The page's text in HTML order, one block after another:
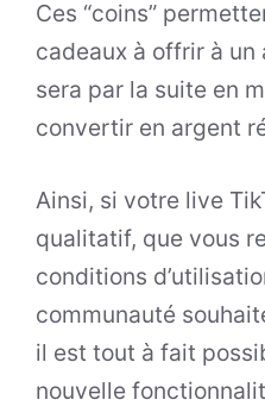
Ces “coins”
cadeaux à offrir à
sera par la suite en
convertir en argent
Ainsi, si votre live
qualitatif, que vous
conditions
communauté
il est tout à fait
nouvelle